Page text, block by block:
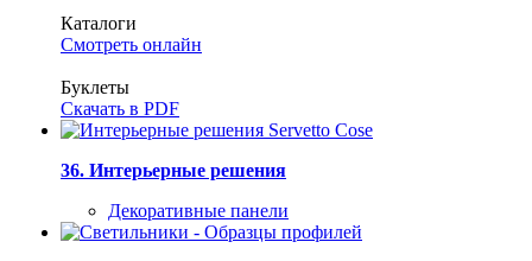
Каталоги
Смотреть онлайн
Буклеты
Скачать в PDF
36. Интерьерные решения
Декоративные панели